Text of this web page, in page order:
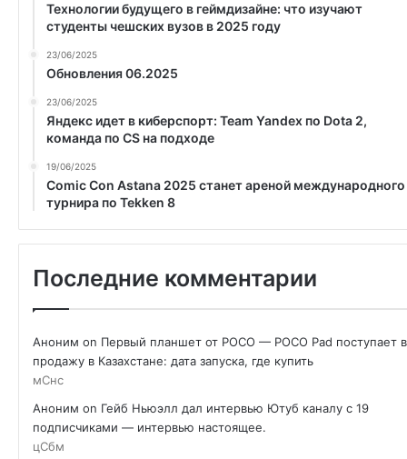
Технологии будущего в геймдизайне: что изучают
студенты чешских вузов в 2025 году
23/06/2025
Обновления 06.2025
23/06/2025
Яндекс идет в киберспорт: Team Yandex по Dota 2,
команда по CS на подходе
19/06/2025
Comic Con Astana 2025 станет ареной международного
турнира по Tekken 8
Последние комментарии
Аноним on Первый планшет от POCO — POCO Pad поступает в
продажу в Казахстане: дата запуска, где купить
мСнс
Аноним on Гейб Ньюэлл дал интервью Ютуб каналу с 19
подписчиками — интервью настоящее.
цСбм